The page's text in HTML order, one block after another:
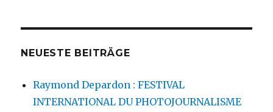
NEUESTE BEITRÄGE
Raymond Depardon : FESTIVAL
INTERNATIONAL DU PHOTOJOURNALISME